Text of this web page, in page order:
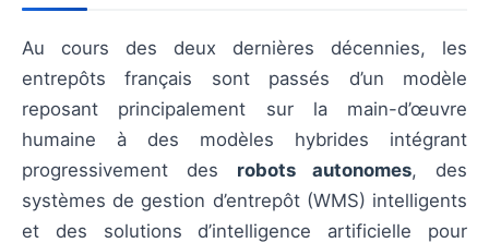
Au cours des deux dernières décennies, les
entrepôts français sont passés d’un modèle
reposant principalement sur la main-d’œuvre
humaine à des modèles hybrides intégrant
progressivement des robots autonomes, des
systèmes de gestion d’entrepôt (WMS) intelligents
et des solutions d’intelligence artificielle pour